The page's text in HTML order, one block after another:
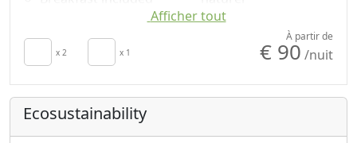
Towels
Draps
Wardrobe
Shower
Shampooing sans
plastique, pas de
Accessible
Afficher tout
x 2 x 1
À partir de
€ 90 /nuit
Ecosustainability